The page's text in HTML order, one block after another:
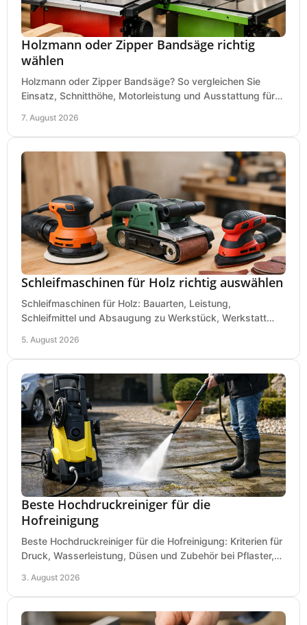
Holzmann oder Zipper Bandsäge richtig
wählen
Holzmann oder Zipper Bandsäge? So vergleichen Sie
Einsatz, Schnitthöhe, Motorleistung und Ausstattung für
7. August 2026
Schleifmaschinen für Holz richtig auswählen
Schleifmaschinen für Holz: Bauarten, Leistung,
Schleifmittel und Absaugung zu Werkstück, Werkstatt
5. August 2026
Beste Hochdruckreiniger für die
Hofreinigung
Beste Hochdruckreiniger für die Hofreinigung: Kriterien für
Druck, Wasserleistung, Düsen und Zubehör bei Pflaster,
3. August 2026